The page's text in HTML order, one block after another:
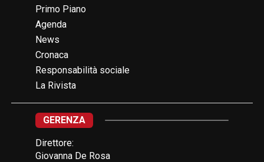
Primo Piano
Agenda
News
Cronaca
Responsabilità sociale
La Rivista
GERENZA
Direttore:
Giovanna De Rosa